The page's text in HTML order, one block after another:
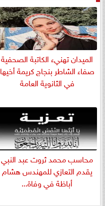
الميدان تهنيء الكاتبة الصحفية
صفاء الشاطر بنجاج كريمة أخيها
في الثانوية العامة
​محاسب محمد ثروت عبد النبي
يقدم التعازي للمهندس هشام
أباظة في وفاة...